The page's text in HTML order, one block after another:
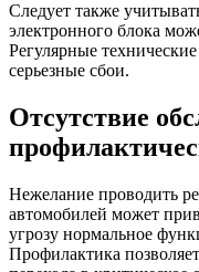
Следует также
электронного блока
Регулярные
серьезные сбои.
Отсутствие
Нежелание проводить
автомобилей может
угрозу нормальное
Профилактика